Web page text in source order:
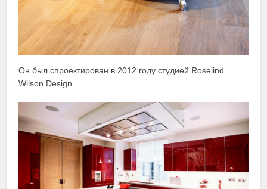
Он был спроектирован в 2012 году студией Roselind
Wilson Design.